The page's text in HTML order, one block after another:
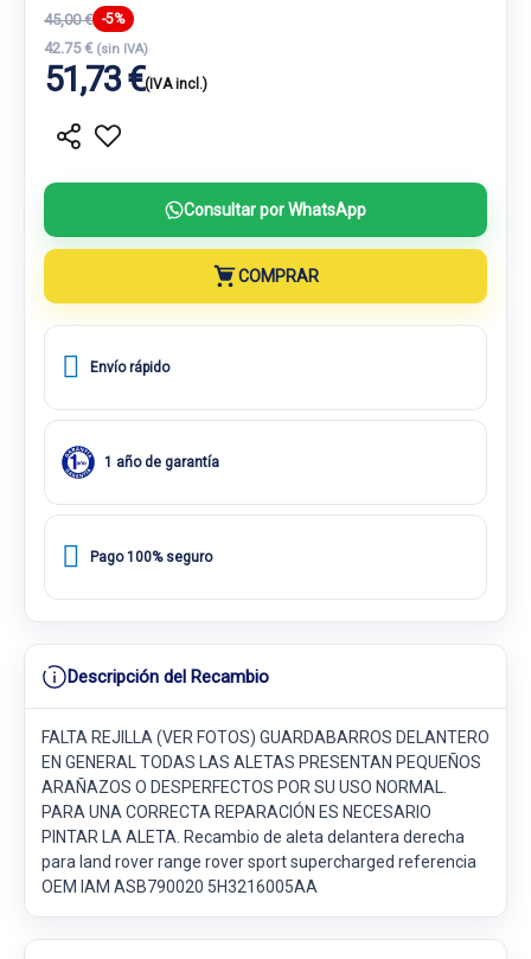
45,00 € -5%
42.75 € (sin IVA)
51,73 €(IVA incl.)
Consultar por WhatsApp
COMPRAR
Envío rápido
1 año de garantía
Pago 100% seguro
Descripción del Recambio
FALTA REJILLA (VER FOTOS) GUARDABARROS DELANTERO
EN GENERAL TODAS LAS ALETAS PRESENTAN PEQUEÑOS
ARAÑAZOS O DESPERFECTOS POR SU USO NORMAL.
PARA UNA CORRECTA REPARACIÓN ES NECESARIO
PINTAR LA ALETA. Recambio de aleta delantera derecha
para land rover range rover sport supercharged referencia
OEM IAM ASB790020 5H3216005AA